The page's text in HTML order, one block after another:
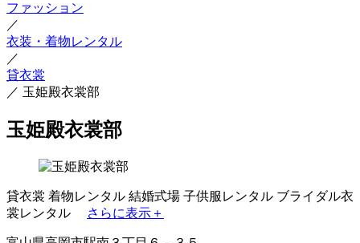
ファッション
／
衣装・着物レンタル
／
貸衣裳
／ 玉姫殿衣裳部
玉姫殿衣裳部
貸衣裳 着物レンタル 結婚式場 子供服レンタル ブライダル衣
裳レンタル
さらに表示＋